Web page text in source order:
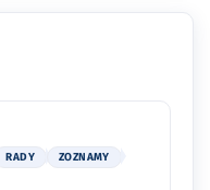
RADY ZOZNAMY